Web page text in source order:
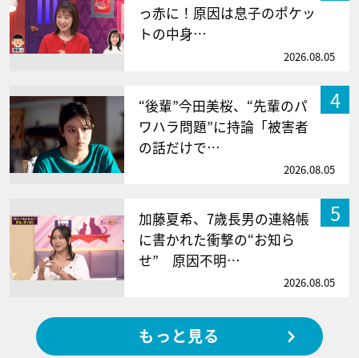
っ赤に！原因は息子のポケッ
トの中身…
2026.08.05
4
“後輩”今田美桜、“先輩のパ
ワハラ問題”に持論「被害者
の話だけで…
2026.08.05
5
加藤夏希、7歳長男の連絡帳
に書かれた衝撃の“お知ら
せ” 原因不明…
2026.08.05
もっと見る